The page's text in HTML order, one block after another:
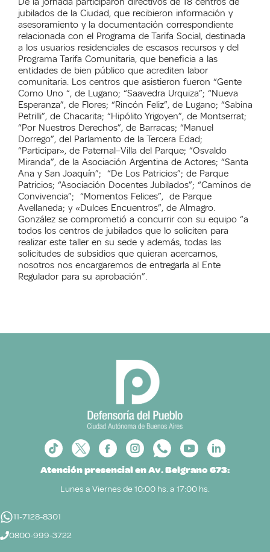
jubilados de la Ciudad, que recibieron información y
asesoramiento y la documentación correspondiente
relacionada con el Programa de Tarifa Social, destinada
a los usuarios residenciales de escasos recursos y del
Programa Tarifa Comunitaria, que beneficia a las
entidades de bien público que acrediten labor
comunitaria. Los centros que asistieron fueron “Gente
Como Uno “, de Lugano; “Saavedra Urquiza”; “Nueva
Esperanza”, de Flores; “Rincón Feliz”, de Lugano; “Sabina
Petrilli”, de Chacarita; “Hipólito Yrigoyen”, de Montserrat;
“Por Nuestros Derechos”, de Barracas; “Manuel
Dorrego”, del Parlamento de la Tercera Edad;
“Participar», de Paternal–Villa del Parque; “Osvaldo
Miranda”, de la Asociación Argentina de Actores; “Santa
Ana y San Joaquín”; “De Los Patricios”; de Parque
Patricios; “Asociación Docentes Jubilados”; “Caminos de
Convivencia”; “Momentos Felices”, de Parque
Avellaneda; y «Dulces Encuentros”, de Almagro.
González se comprometió a concurrir con su equipo “a
todos los centros de jubilados que lo soliciten para
realizar este taller en su sede y además, todas las
solicitudes de subsidios que quieran acercarnos,
nosotros nos encargaremos de entregarla al Ente
Regulador para su aprobación”.
Atención presencial en Av. Belgrano 673:
Lunes a Viernes de 10:00 hs. a 17:00 hs.
11-7128-8301
0800-999-3722